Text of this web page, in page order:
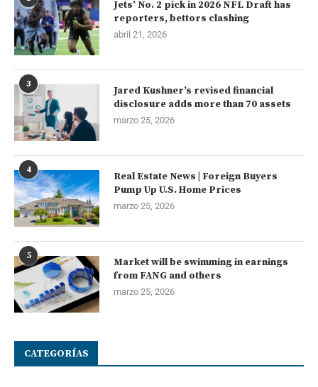
Jets’ No. 2 pick in 2026 NFL Draft has
reporters, bettors clashing
abril 21, 2026
3
Jared Kushner’s revised financial
disclosure adds more than 70 assets
marzo 25, 2026
4
Real Estate News | Foreign Buyers
Pump Up U.S. Home Prices
marzo 25, 2026
5
Market will be swimming in earnings
from FANG and others
marzo 25, 2026
CATEGORÍAS